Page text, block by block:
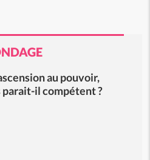
au pouvoir,
il compétent ?